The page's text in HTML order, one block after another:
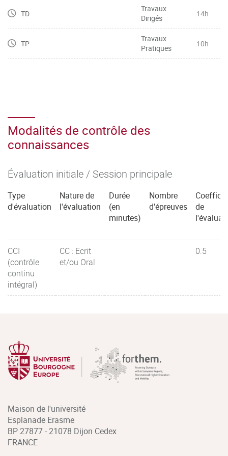
l’expression
– Manier toutes sortes de chiffres (dates, horaires, prix,
etc.), lire des graphiques et décrire des tendances
– Maîtriser le vocabulaire basique général de l’entreprise,
TD
Travaux
Dirigés
14h
TP
Travaux
Pratiques
10h
Modalités de contrôle des
connaissances
Évaluation initiale / Session principale
Type
d'évaluation
Nature de
l'évaluation
Durée
(en
minutes)
Nombre
d'épreuves
de
CCI
(contrôle
continu
intégral)
CC : Ecrit
et/ou Oral
0.5
Maison de l'université
Esplanade Erasme
BP 27877 - 21078 Dijon Cedex
FRANCE